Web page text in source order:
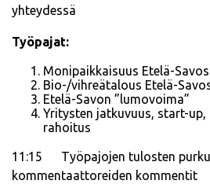
yhteydessä
Työpajat:
Monipaikkaisuus Etelä-
Bio-/vihreätalous Etelä-
Etelä-Savon ”lumovoima”
Yritysten jatkuvuus, start-up,
rahoitus
11:15 Työpajojen tulosten
kommentaattoreiden kommentit